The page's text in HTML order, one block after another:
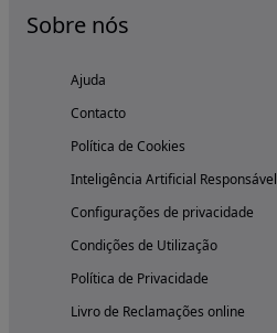
Sobre nós
Ajuda
Contacto
Política de Cookies
Inteligência Artificial Responsável
Configurações de privacidade
Condições de Utilização
Política de Privacidade
Livro de Reclamações online